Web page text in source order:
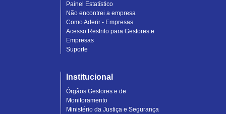
Painel Estatístico
Não encontrei a empresa
Como Aderir - Empresas
Acesso Restrito para Gestores e
Empresas
Suporte
Institucional
Órgãos Gestores e de
Monitoramento
Ministério da Justiça e Segurança